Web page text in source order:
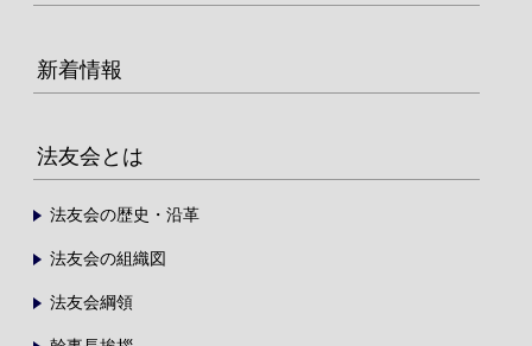
新着情報
法友会とは
法友会の歴史・沿革
法友会の組織図
法友会綱領